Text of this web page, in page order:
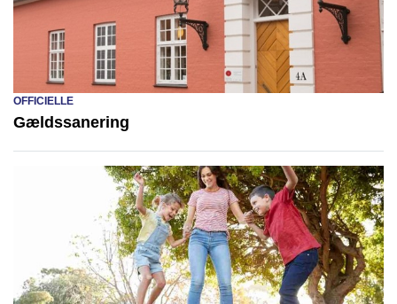
OFFICIELLE
Gældssanering